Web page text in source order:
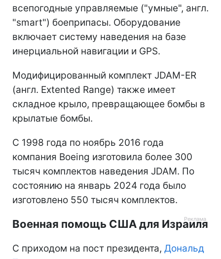
всепогодные управляемые ("умные", англ.
"smart") боеприпасы. Оборудование
включает систему наведения на базе
инерциальной навигации и GPS.
Модифицированный комплект JDAM-ER
(англ. Extented Range) также имеет
складное крыло, превращающее бомбы в
крылатые бомбы.
С 1998 года по ноябрь 2016 года
компания Boeing изготовила более 300
тысяч комплектов наведения JDAM. По
состоянию на январь 2024 года было
изготовлено 550 тысяч комплектов.
Военная помощь США для Израиля
С приходом на пост президента, Дональд